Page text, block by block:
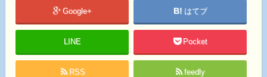
Google+ はてブ
LINE Pocket
RSS feedly